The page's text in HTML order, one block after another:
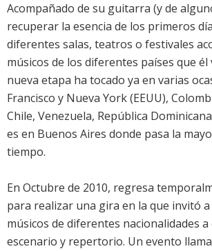
Acompañado de su guitarra (y de
recuperar la esencia de los primeros
diferentes salas, teatros o festivales
músicos de los diferentes países que él
nueva etapa ha tocado ya en varias
Francisco y Nueva York (EEUU),
Chile, Venezuela, República
es en Buenos Aires donde pasa la
tiempo.
En Octubre de 2010, regresa
para realizar una gira en la que invitó a
músicos de diferentes nacionalidades
escenario y repertorio. Un evento